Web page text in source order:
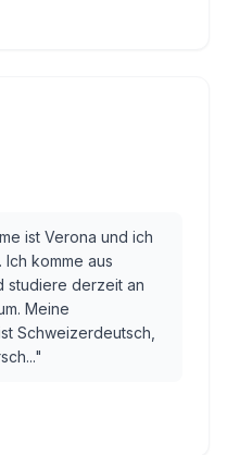
ist Verona und ich
Ich komme aus
studiere derzeit an
Meine
Schweizerdeutsch,
"